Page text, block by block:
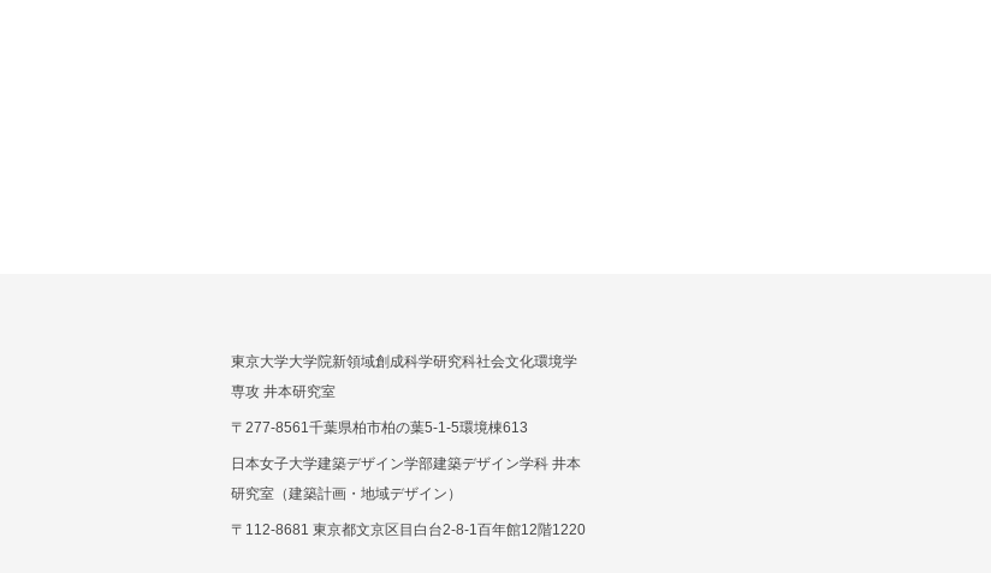
東京大学大学院新領域創成科学研究科社会文化環境学
専攻 井本研究室
〒277-8561千葉県柏市柏の葉5-1-5環境棟613
日本女子大学建築デザイン学部建築デザイン学科 井本
研究室（建築計画・地域デザイン）
〒112-8681 東京都文京区目白台2-8-1百年館12階1220